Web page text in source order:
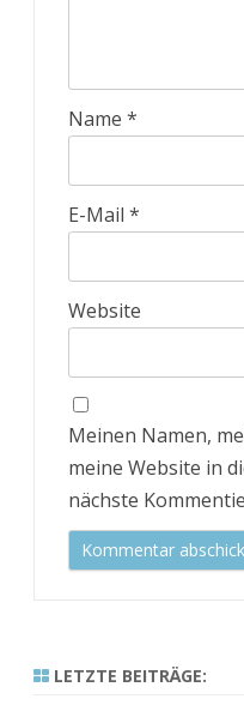
Name *
E-Mail *
Website
Meinen Namen,
meine Website in
nächste
LETZTE BEITRÄGE: